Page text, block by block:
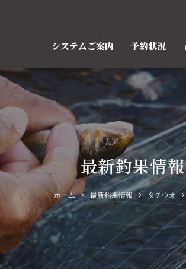
最新釣果情報
ホーム 最新釣果情報 タチウオ